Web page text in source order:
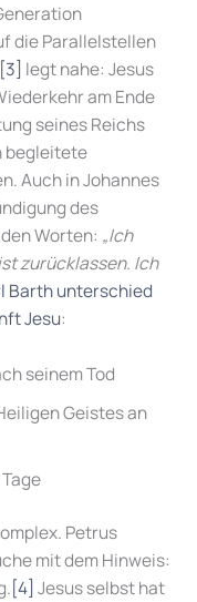
die Parallelstellen
legt nahe: Jesus
am Ende
seines Reichs
begleitete
Auch in Johannes
des
Worten: „Ich
zurücklassen. Ich
Barth unterschied
Jesu:
seinem Tod
Geistes an
Petrus
mit dem Hinweis:
[4] Jesus selbst hat